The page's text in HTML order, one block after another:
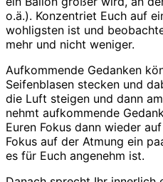
o.ä.). Konzentriet Euch auf
wohligsten ist und
mehr und nicht weniger.
Aufkommende Gedanken
Seifenblasen stecken und
die Luft steigen und dann
nehmt aufkommende
Euren Fokus dann wieder
Fokus auf der Atmung ein
es für Euch angenehm ist.